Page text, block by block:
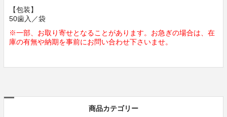
【包装】
50歯入／袋
※一部、お取り寄せとなることがあります。お急ぎの場合は、在
庫の有無や納期を事前にお問い合わせ下さいませ。
商品カテゴリー